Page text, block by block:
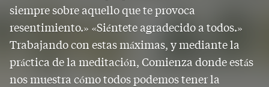
siempre sobre aquello que te provoca
resentimiento.» «Siéntete agradecido a todos.»
Trabajando con estas máximas, y mediante la
práctica de la meditación, Comienza donde estás
nos muestra cómo todos podemos tener la